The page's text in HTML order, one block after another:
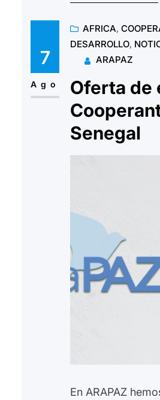
esquinas de
las 18:30 horas.
adquirir las
la web del…
7
Ago
AFRICA,
DESARROLLO,
ARAPAZ
Oferta de
Senegal
En ARAPAZ